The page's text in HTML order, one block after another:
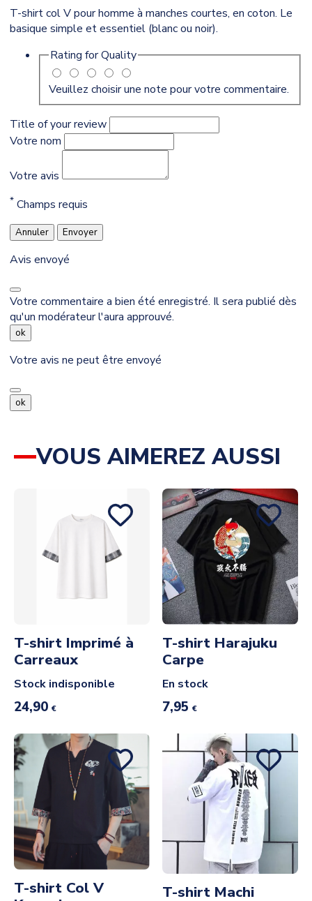
T-shirt col V pour homme à manches courtes, en coton. Le
basique simple et essentiel (blanc ou noir).
Rating forQuality
Veuillez choisir une note pour votre commentaire.
Title of your review
Votre nom
Votre avis
* Champs requis
Annuler Envoyer
Avis envoyé
Votre commentaire a bien été enregistré. Il sera publié dès
qu'un modérateur l'aura approuvé.
ok
Votre avis ne peut être envoyé
ok
VOUS AIMEREZ AUSSI
T-shirt Imprimé à
Carreaux
Stock indisponible
24,90 €
T-shirt Harajuku
Carpe
En stock
7,95 €
T-shirt Col V
T-shirt Machi